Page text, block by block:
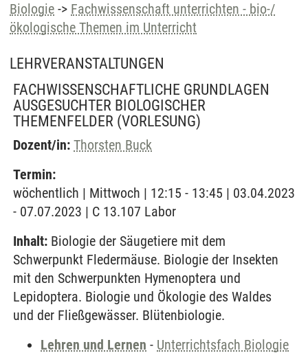
Biologie -> Fachwissenschaft unterrichten - bio-/
ökologische Themen im Unterricht
LEHRVERANSTALTUNGEN
FACHWISSENSCHAFTLICHE GRUNDLAGEN
AUSGESUCHTER BIOLOGISCHER
THEMENFELDER (VORLESUNG)
Dozent/in: Thorsten Buck
Termin:
wöchentlich | Mittwoch | 12:15 - 13:45 | 03.04.2023
- 07.07.2023 | C 13.107 Labor
Inhalt: Biologie der Säugetiere mit dem
Schwerpunkt Fledermäuse. Biologie der Insekten
mit den Schwerpunkten Hymenoptera und
Lepidoptera. Biologie und Ökologie des Waldes
und der Fließgewässer. Blütenbiologie.
Lehren und Lernen - Unterrichtsfach Biologie